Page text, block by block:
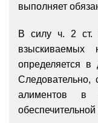
выполняет
В силу ч. 2 ст.
взыскиваемых
определяется в
Следовательно,
алиментов в